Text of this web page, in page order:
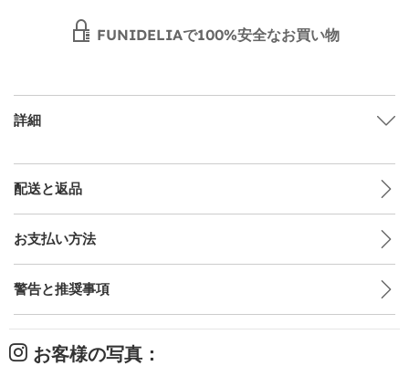
FUNIDELIAで100%安全なお買い物
詳細
配送と返品
お支払い方法
警告と推奨事項
お客様の写真：